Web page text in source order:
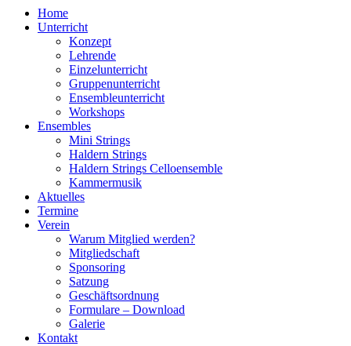
Home
Unterricht
Konzept
Lehrende
Einzelunterricht
Gruppenunterricht
Ensembleunterricht
Workshops
Ensembles
Mini Strings
Haldern Strings
Haldern Strings Celloensemble
Kammermusik
Aktuelles
Termine
Verein
Warum Mitglied werden?
Mitgliedschaft
Sponsoring
Satzung
Geschäftsordnung
Formulare – Download
Galerie
Kontakt